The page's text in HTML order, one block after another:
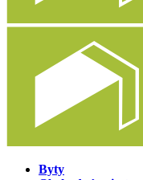
Byty